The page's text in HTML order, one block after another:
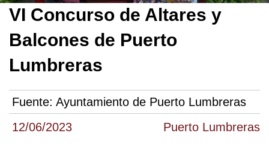
12/06/2023 Puerto Lumbreras
VI Concurso de Altares y
Balcones de Puerto
Lumbreras
Fuente: Ayuntamiento de Puerto Lumbreras